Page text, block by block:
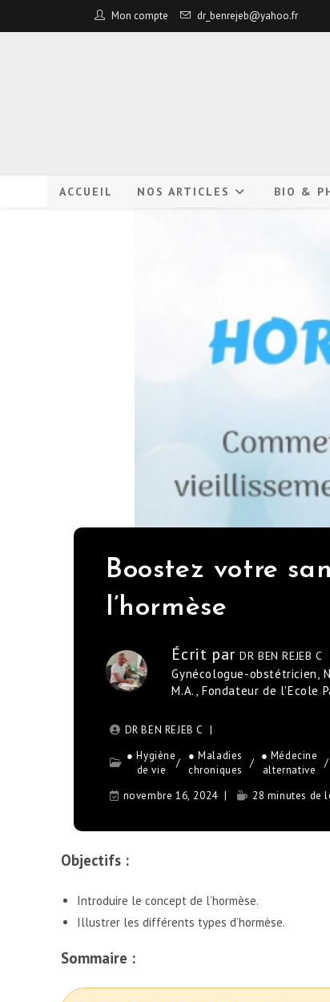
Mon compte dr_benrejeb@yahoo.fr
ACCUEIL NOS ARTICLES BIO &
Boostez votre
l’hormèse
Écrit parDR BEN REJEB C
Gynécologue-obstétricien,
M.A., Fondateur de l'Ecole
DR BEN REJEB C
● Hygiène
de vie
/
● Maladies
chroniques
/
● Médecine
alternative
/
novembre 16, 2024
28 minutes de
Objectifs :
Introduire le concept de l’hormèse.
Illustrer les différents types d’hormèse.
Sommaire :